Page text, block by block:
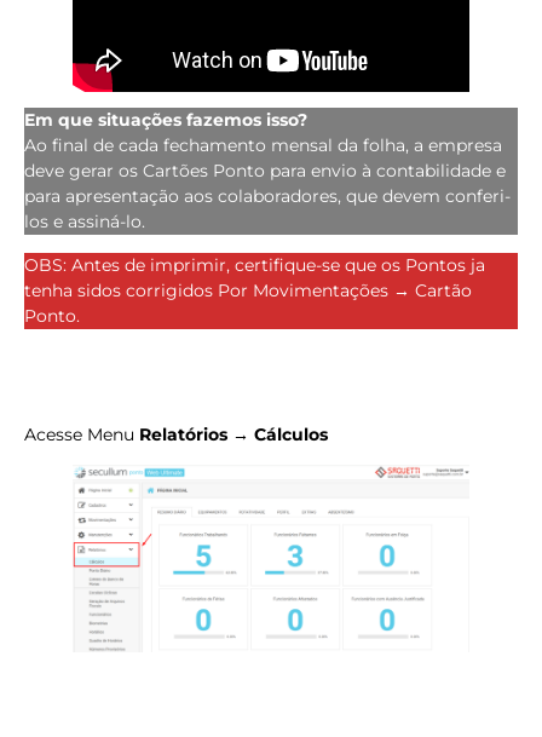
Em que situações fazemos isso?
Ao final de cada fechamento mensal da folha, a empresa
deve gerar os Cartões Ponto para envio à contabilidade e
para apresentação aos colaboradores, que devem conferi-
los e assiná-lo.
OBS: Antes de imprimir, certifique-se que os Pontos ja
tenha sidos corrigidos Por Movimentações → Cartão
Ponto.
Acesse Menu Relatórios → Cálculos